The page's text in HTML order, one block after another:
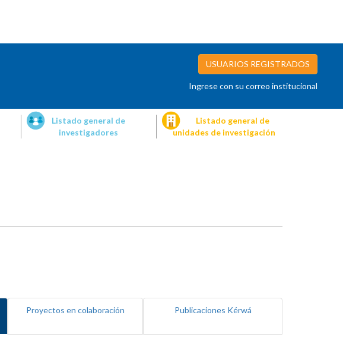
USUARIOS REGISTRADOS
Ingrese con su correo institucional
Listado general de
investigadores
Listado general de
unidades de investigación
Proyectos en colaboración Publicaciones Kérwá